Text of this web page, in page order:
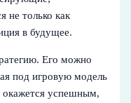
не только как
в будущее.
Его можно
под игровую модель
окажется успешным,